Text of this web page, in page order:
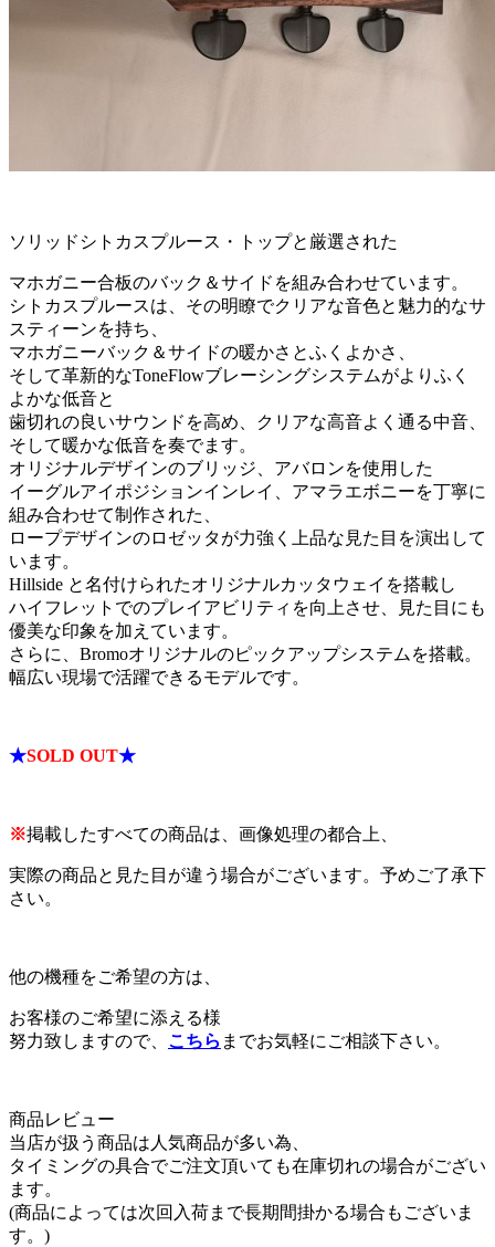
ソリッドシトカスプルース・トップと厳選された
マホガニー合板のバック＆サイドを組み合わせています。
シトカスプルースは、その明瞭でクリアな音色と魅力的なサ
スティーンを持ち、
マホガニーバック＆サイドの暖かさとふくよかさ、
そして革新的なToneFlowブレーシングシステムがよりふく
よかな低音と
歯切れの良いサウンドを高め、クリアな高音よく通る中音、
そして暖かな低音を奏でます。
オリジナルデザインのブリッジ、アバロンを使用した
イーグルアイポジションインレイ、アマラエボニーを丁寧に
組み合わせて制作された、
ロープデザインのロゼッタが力強く上品な見た目を演出して
います。
Hillside と名付けられたオリジナルカッタウェイを搭載し
ハイフレットでのプレイアビリティを向上させ、見た目にも
優美な印象を加えています。
さらに、Bromoオリジナルのピックアップシステムを搭載。
幅広い現場で活躍できるモデルです。
★SOLD OUT★
※掲載したすべての商品は、画像処理の都合上、
実際の商品と見た目が違う場合がございます。予めご了承下
さい。
他の機種をご希望の方は、
お客様のご希望に添える様
努力致しますので、 こちら までお気軽にご相談下さい。
商品レビュー
当店が扱う商品は人気商品が多い為、
タイミングの具合でご注文頂いても在庫切れの場合がござい
ます。
(商品によっては次回入荷まで長期間掛かる場合もございま
す。)